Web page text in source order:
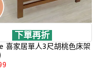
下單再折
喜家居單人3尺胡桃色床架